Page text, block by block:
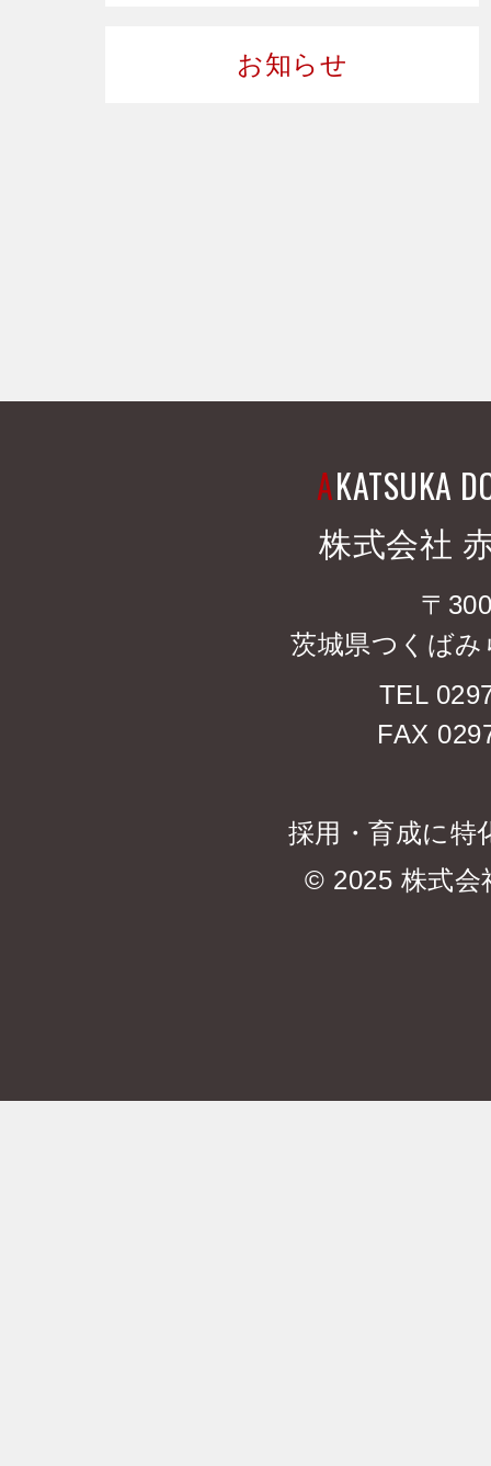
お知らせ
AKATSUKA
株式会社
〒
茨城県つくば
TEL
FAX
採用・育成に特
© 2025 株式会